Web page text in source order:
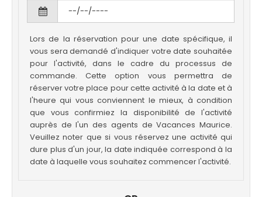
Lors de la réservation pour une date spécifique, il
vous sera demandé d'indiquer votre date souhaitée
pour l'activité, dans le cadre du processus de
commande. Cette option vous permettra de
réserver votre place pour cette activité à la date et à
l'heure qui vous conviennent le mieux, à condition
que vous confirmiez la disponibilité de l'activité
auprès de l'un des agents de Vacances Maurice.
Veuillez noter que si vous réservez une activité qui
dure plus d'un jour, la date indiquée correspond à la
date à laquelle vous souhaitez commencer l'activité.